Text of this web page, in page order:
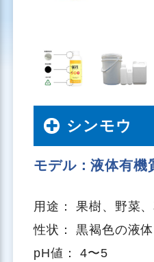
シンモウ
モデル：液体有機
用途： 果樹、野菜
性状： 黒褐色の液体
pH値： 4〜5